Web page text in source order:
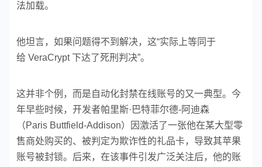
法加载。
他坦言，如果问题得不到解决，这“实际上等同于
给 VeraCrypt 下达了死刑判决”。
这并非个例，而是自动化封禁在线账号的又一典型。今
年早些时候，开发者帕里斯·巴特菲尔德-阿迪森
（Paris Buttfield-Addison）因激活了一张他在某大型零
售商处购买的、被判定为欺诈性的礼品卡，导致其苹果
账号被封锁。后来，在该事件引发广泛关注后，他的账